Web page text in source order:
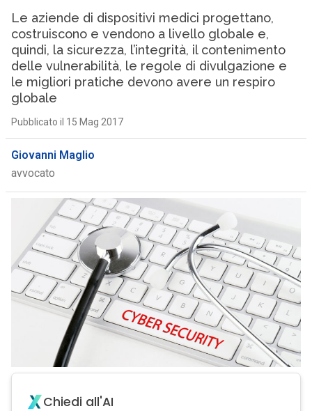
Le aziende di dispositivi medici progettano,
costruiscono e vendono a livello globale e,
quindi, la sicurezza, l’integrità, il contenimento
delle vulnerabilità, le regole di divulgazione e
le migliori pratiche devono avere un respiro
globale
Pubblicato il 15 Mag 2017
Giovanni Maglio
avvocato
Chiedi all'AI